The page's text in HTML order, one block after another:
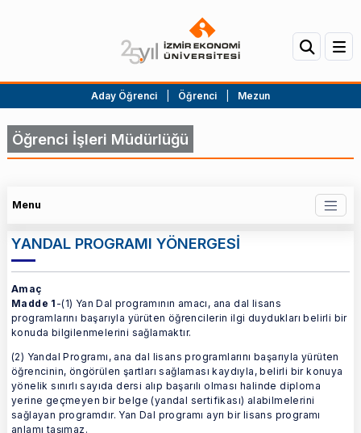
Aday Öğrenci Öğrenci Mezun
Öğrenci İşleri Müdürlüğü
YANDAL PROGRAMI YÖNERGESİ
Amaç
Madde 1 -(1) Yan Dal programının amacı, ana dal lisans
programlarını başarıyla yürüten öğrencilerin ilgi duydukları belirli bir
konuda bilgilenmelerini sağlamaktır.
(2) Yandal Programı, ana dal lisans programlarını başarıyla yürüten
öğrencinin, öngörülen şartları sağlaması kaydıyla, belirli bir konuya
yönelik sınırlı sayıda dersi alıp başarılı olması halinde diploma
yerine geçmeyen bir belge (yandal sertifikası) alabilmelerini
sağlayan programdır. Yan Dal programı ayrı bir lisans programı
anlamı taşımaz.
Menu